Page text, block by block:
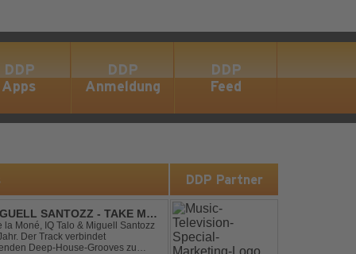
DDP
Apps
DDP
Anmeldung
DDP
Feed
SANTOZZ - TAKE ME
la Moné, IQ Talo & Miguell Santozz
Deep-House-Grooves zu
DDP Partner